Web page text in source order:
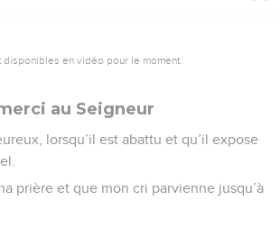
en vidéo pour le moment.
au Seigneur
lorsqu’il est abattu et qu’il expose
prière et que mon cri parvienne jusqu’à